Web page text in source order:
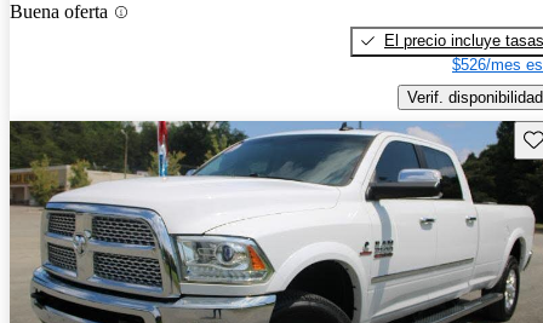
Buena oferta
El precio incluye tasas
$526/mes
Verif. disponibilidad